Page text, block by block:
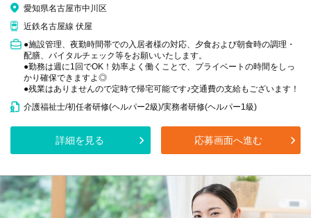
愛知県名古屋市中川区
近鉄名古屋線 伏屋
●施設管理、夜勤時間帯での入居者様の対応、夕食および朝食時の調理・
配膳、バイタルチェック等をお願いいたします。
●勤務は週に1回でOK！効率よく働くことで、プライベートの時間をしっ
かり確保できますよ◎
●残業はありませんので定時で帰宅可能です♪交通費の支給もございます！
介護福祉士/初任者研修(ヘルパー2級)/実務者研修(ヘルパー1級)
詳細を見る 応募画面へ進む